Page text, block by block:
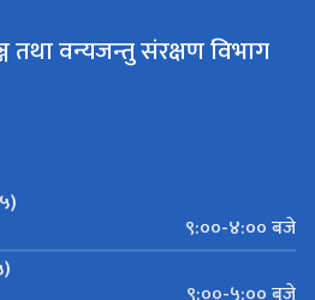
तथा वन्यजन्तु संरक्षण विभाग
९:००-४:०० बजे